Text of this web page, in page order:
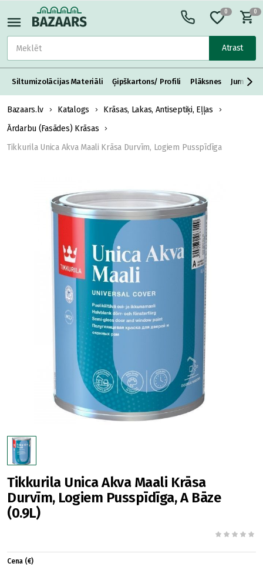
Atrast
0 0
Siltumizolācijas Materiāli Ģipškartons/ Profili Plāksnes Jumta
Bazaars.lv Katalogs
Krāsas, Lakas, Antiseptiķi, Eļļas
Ārdarbu (Fasādes) Krāsas
Tikkurila Unica Akva Maali Krāsa Durvīm, Logiem Pusspīdīga
Tikkurila Unica Akva Maali Krāsa
Durvīm, Logiem Pusspīdīga, A Bāze
(0.9L)
Cena (€)